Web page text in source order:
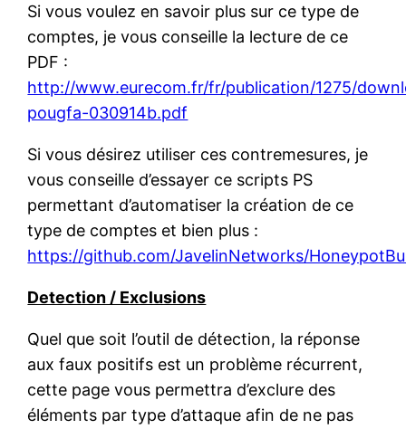
Si vous voulez en savoir plus sur ce type de
comptes, je vous conseille la lecture de ce
PDF :
http://www.eurecom.fr/fr/publication/1275/
pougfa-030914b.pdf
Si vous désirez utiliser ces contremesures, je
vous conseille d’essayer ce scripts PS
permettant d’automatiser la création de ce
type de comptes et bien plus :
https://github.com/JavelinNetworks/
Detection / Exclusions
Quel que soit l’outil de détection, la réponse
aux faux positifs est un problème récurrent,
cette page vous permettra d’exclure des
éléments par type d’attaque afin de ne pas